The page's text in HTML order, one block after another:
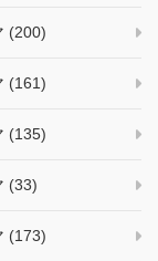
(200)
(161)
(135)
(33)
(173)